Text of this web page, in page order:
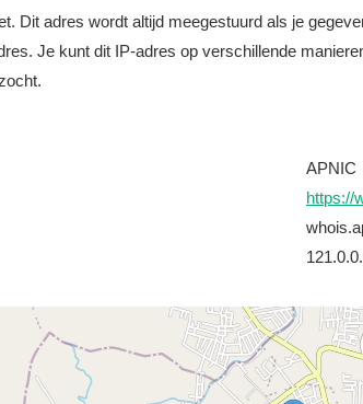
Dit adres wordt altijd meegestuurd als je
Je kunt dit IP-adres op verschillende
APNIC
https://